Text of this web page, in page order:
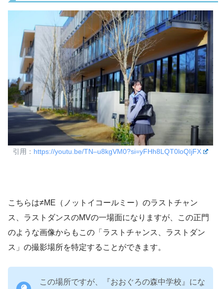
引用： https://youtu.be/TN–u8kgVM0?si=yFHh8LQT0loQIjFX
こちらは≠ME（ノットイコールミー）のラストチャン
ス、ラストダンスのMVの一場面になりますが、この正門
のような画像からもこの「ラストチャンス、ラストダン
ス」の撮影場所を特定することができます。
この場所ですが、『おおぐろの森中学校』にな